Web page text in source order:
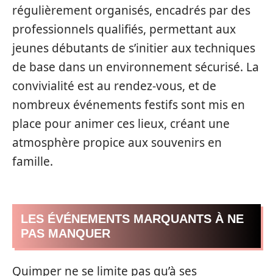
régulièrement organisés, encadrés par des
professionnels qualifiés, permettant aux
jeunes débutants de s’initier aux techniques
de base dans un environnement sécurisé. La
convivialité est au rendez-vous, et de
nombreux événements festifs sont mis en
place pour animer ces lieux, créant une
atmosphère propice aux souvenirs en
famille.
LES ÉVÉNEMENTS MARQUANTS À NE
PAS MANQUER
Quimper ne se limite pas qu’à ses